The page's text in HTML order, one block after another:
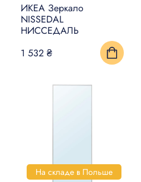
ИКЕА Зеркало
NISSEDAL
НИССЕДАЛЬ
1 532 ₴
На складе в Польше